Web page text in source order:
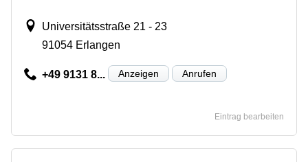
Universitätsstraße 21 - 23
91054 Erlangen
+49 9131 8... Anzeigen Anrufen
Eintrag bearbeiten